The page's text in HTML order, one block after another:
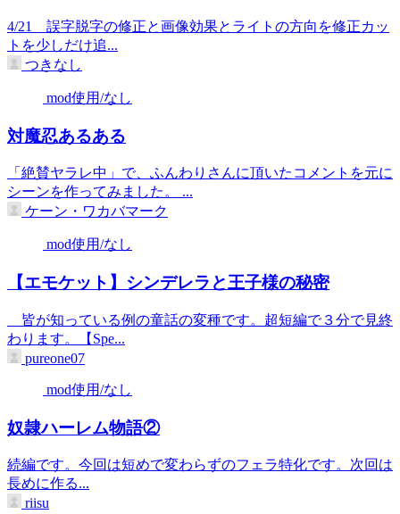
4/21 誤字脱字の修正と画像効果とライトの方向を修正カッ
トを少しだけ追...
つきなし
mod使用/なし
対魔忍あるある
「絶賛ヤラレ中」で、ふんわりさんに頂いたコメントを元に
シーンを作ってみました。 ...
ケーン・ワカバマーク
mod使用/なし
【エモケット】シンデレラと王子様の秘密
皆が知っている例の童話の変種です。超短編で３分で見終
わります。【Spe...
pureone07
mod使用/なし
奴隷ハーレム物語②
続編です。今回は短めで変わらずのフェラ特化です。次回は
長めに作る...
riisu